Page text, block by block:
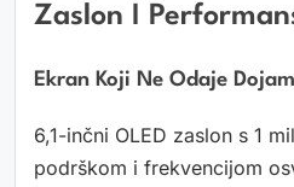
Zaslon I
Ekran Koji Ne Odaje
6,1-inčni OLED zaslon s 1
podrškom i frekvencijom